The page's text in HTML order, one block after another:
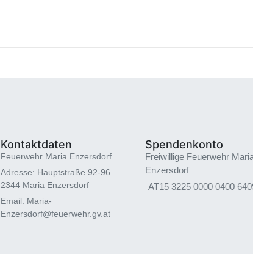
Kontaktdaten
Feuerwehr Maria Enzersdorf
Adresse: Hauptstraße 92-96
2344 Maria Enzersdorf
Email: Maria-
Enzersdorf@feuerwehr.gv.at
Spendenkonto
Freiwillige Feuerwehr
Enzersdorf
AT15 3225 0000 0400